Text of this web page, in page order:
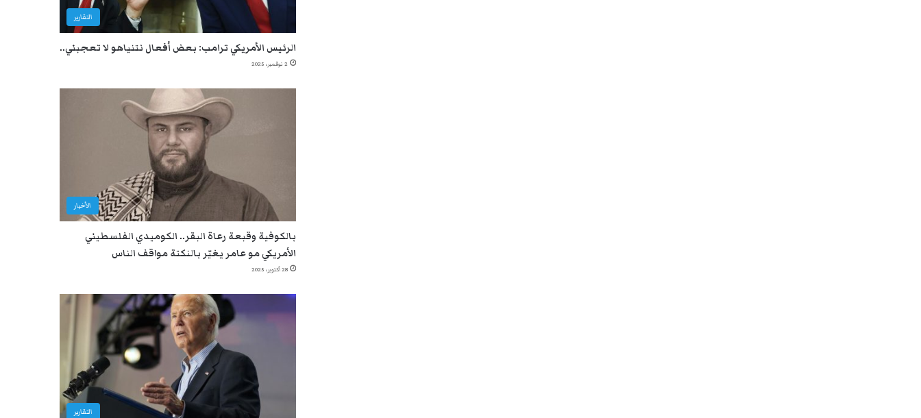
التقارير
الرئيس الأمريكي ترامب: بعض أفعال نتنياهو لا تعجبني..
2 نوفمبر، 2025
الأخبار
بالكوفية وقبعة رعاة البقر.. الكوميدي الفلسطيني
الأمريكي مو عامر يغيّر بالنكتة مواقف الناس
28 أكتوبر، 2025
التقارير